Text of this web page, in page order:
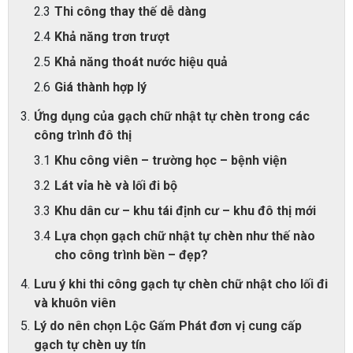
Thi công thay thế dễ dàng
Khả năng trơn trượt
Khả năng thoát nước hiệu quả
Giá thành hợp lý
Ứng dụng của gạch chữ nhật tự chèn trong các
công trình đô thị
Khu công viên – trường học – bệnh viện
Lát vỉa hè và lối đi bộ
Khu dân cư – khu tái định cư – khu đô thị mới
Lựa chọn gạch chữ nhật tự chèn như thế nào
cho công trình bền – đẹp?
Lưu ý khi thi công gạch tự chèn chữ nhật cho lối đi
và khuôn viên
Lý do nên chọn Lộc Gấm Phát đơn vị cung cấp
gạch tự chèn uy tín